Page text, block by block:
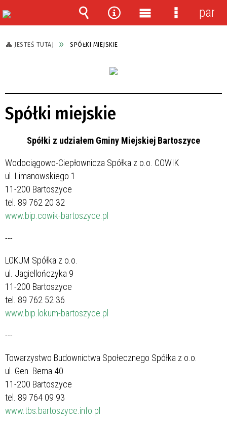
JESTEŚ TUTAJ SPÓŁKI MIEJSKIE
Spółki miejskie
Spółki z udziałem Gminy Miejskiej Bartoszyce
Wodociągowo-Ciepłownicza Spółka z o.o. COWIK
ul. Limanowskiego 1
11-200 Bartoszyce
tel. 89 762 20 32
www.bip.cowik-bartoszyce.pl
---
LOKUM Spółka z o.o.
ul. Jagiellończyka 9
11-200 Bartoszyce
tel. 89 762 52 36
www.bip.lokum-bartoszyce.pl
---
Towarzystwo Budownictwa Społecznego Spółka z o.o.
ul. Gen. Bema 40
11-200 Bartoszyce
tel. 89 764 09 93
www.tbs.bartoszyce.info.pl
Wyszukiwarka
Narzędzia
Menu Menu
panel